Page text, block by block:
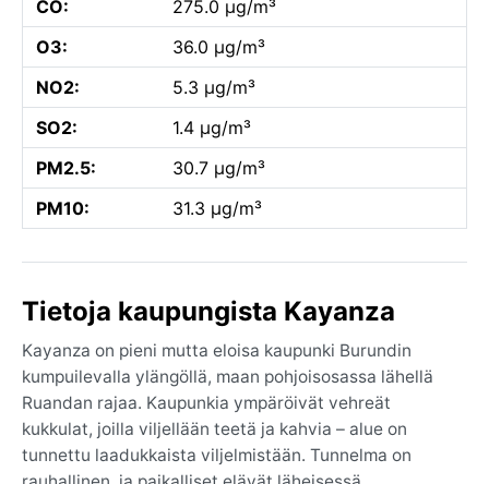
CO:
275.0 µg/m³
O3:
36.0 µg/m³
NO2:
5.3 µg/m³
SO2:
1.4 µg/m³
PM2.5:
30.7 µg/m³
PM10:
31.3 µg/m³
Tietoja kaupungista Kayanza
Kayanza on pieni mutta eloisa kaupunki Burundin
kumpuilevalla ylängöllä, maan pohjoisosassa lähellä
Ruandan rajaa. Kaupunkia ympäröivät vehreät
kukkulat, joilla viljellään teetä ja kahvia – alue on
tunnettu laadukkaista viljelmistään. Tunnelma on